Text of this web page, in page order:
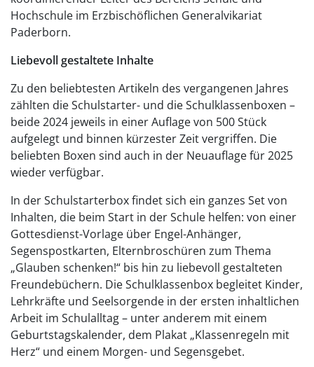
Hochschule im Erzbischöflichen Generalvikariat
Paderborn.
Liebevoll gestaltete Inhalte
Zu den beliebtesten Artikeln des vergangenen Jahres
zählten die Schulstarter- und die Schulklassenboxen –
beide 2024 jeweils in einer Auflage von 500 Stück
aufgelegt und binnen kürzester Zeit vergriffen. Die
beliebten Boxen sind auch in der Neuauflage für 2025
wieder verfügbar.
In der Schulstarterbox findet sich ein ganzes Set von
Inhalten, die beim Start in der Schule helfen: von einer
Gottesdienst-Vorlage über Engel-Anhänger,
Segenspostkarten, Elternbroschüren zum Thema
„Glauben schenken!“ bis hin zu liebevoll gestalteten
Freundebüchern. Die Schulklassenbox begleitet Kinder,
Lehrkräfte und Seelsorgende in der ersten inhaltlichen
Arbeit im Schulalltag – unter anderem mit einem
Geburtstagskalender, dem Plakat „Klassenregeln mit
Herz“ und einem Morgen- und Segensgebet.